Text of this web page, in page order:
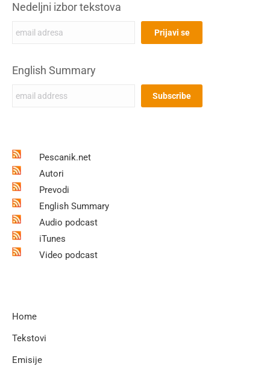
Nedeljni izbor tekstova
English Summary
Pescanik.net
Autori
Prevodi
English Summary
Audio podcast
iTunes
Video podcast
Home
Tekstovi
Emisije